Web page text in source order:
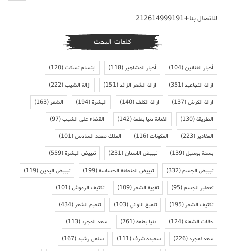
للاتصال بنا+212614999191
كلمات البحث
أخبار الفنانين(104) أخبار المشاهير(118) ابتسام تسكت(120)
ازالة التجاعيد(351) ازالة الشعر الزائد(151) ازالة الشيب(222)
ازالة الكرش(137) ازالة الكلف(140) البشرة(194) الشعر(163)
الطريقة(130) الفنانة دنيا بطمة(142) القضاء على الشيب(97)
المقادير(223) المكونات(116) الملك محمد السادس(101)
بسمة بوسيل(139) تبييض الاسنان(231) تبييض البشرة(559)
تبييض الجسم(332) تبييض المنطقة الحساسة(199) تبييض اليدين(119)
تعطير الجسم(95) تقوية الشعر(109) تكثيف الرموش(101)
تكثيف الشعر(195) تلميع الاواني(103) تنعيم الشعر(434)
حالات الشفاء(124) دنيا بطمة(761) سعد المجرد(113)
سعد لمجرد(226) سعيدة شرف(111) سلمى رشيد(167)